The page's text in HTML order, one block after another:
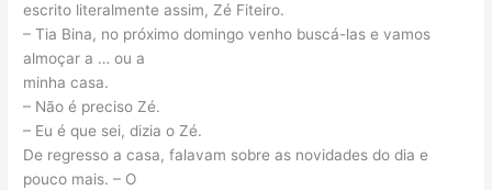
escrito literalmente assim, Zé Fiteiro.
– Tia Bina, no próximo domingo venho buscá-las e vamos
almoçar a … ou a
minha casa.
– Não é preciso Zé.
– Eu é que sei, dizia o Zé.
De regresso a casa, falavam sobre as novidades do dia e
pouco mais. – O